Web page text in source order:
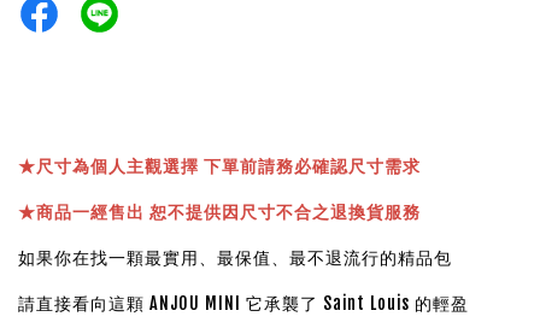
★尺寸為個人主觀選擇 下單前請務必確認尺寸需求
★商品一經售出 恕不提供因尺寸不合之退換貨服務
如果你在找一顆最實用、最保值、最不退流行的精品包
請直接看向這顆 ANJOU MINI 它承襲了 Saint Louis 的輕盈